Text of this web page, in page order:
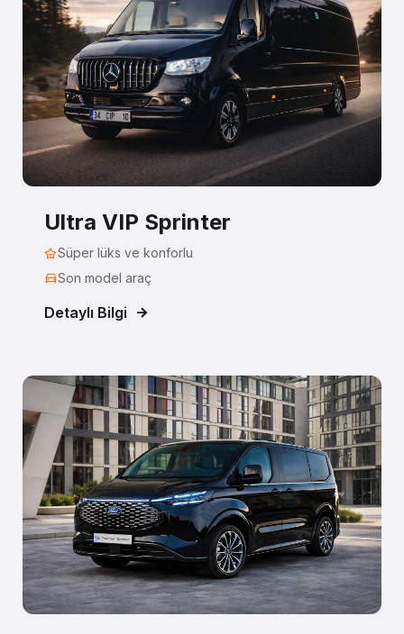
Ultra VIP Sprinter
Süper lüks ve konforlu
Son model araç
Detaylı Bilgi